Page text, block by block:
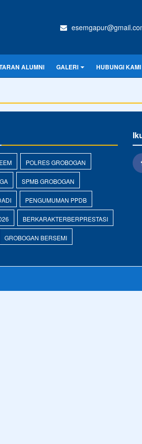
ALUMNI GALERI HUBUNGI KAMI
POLRES GROBOGAN
SPMB GROBOGAN
PENGUMUMAN PPDB
BERKARAKTERBERPRESTASI
GROBOGAN BERSEMI